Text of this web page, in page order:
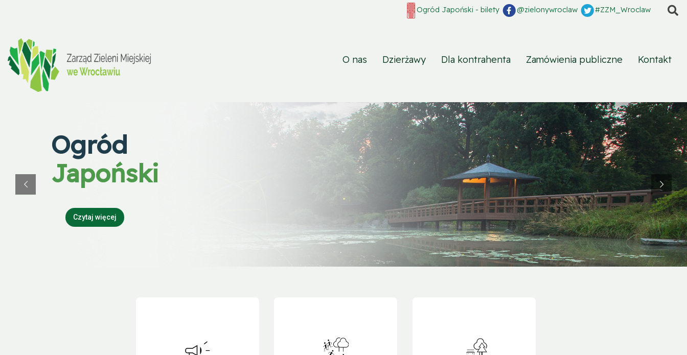
Ogród Japoński - bilety @zielonywroclaw #ZZM_Wroclaw
O nas Dzierżawy Dla kontrahenta Zamówienia publiczne Kontakt
Czytaj więcej
Ogród
Japoński